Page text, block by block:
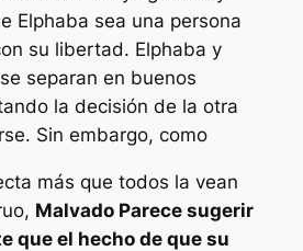
Elphaba sea una persona
su libertad. Elphaba y
separan en buenos
la decisión de la otra
Sin embargo, como
más que todos la vean
MalvadoParece sugerir
que el hecho de que su